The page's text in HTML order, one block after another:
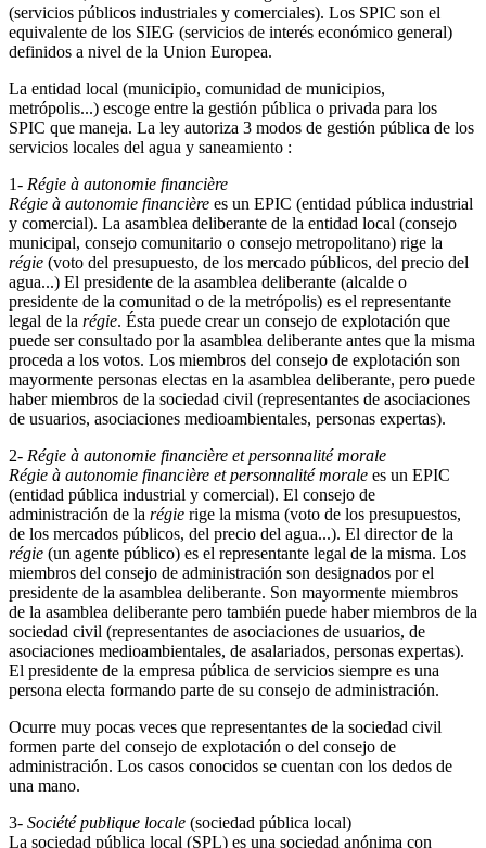
(servicios públicos industriales y comerciales). Los SPIC son el
equivalente de los SIEG (servicios de interés económico general)
definidos a nivel de la Union Europea.
La entidad local (municipio, comunidad de municipios,
metrópolis...) escoge entre la gestión pública o privada para los
SPIC que maneja. La ley autoriza 3 modos de gestión pública de los
servicios locales del agua y saneamiento :
1- Régie à autonomie financière
Régie à autonomie financière es un EPIC (entidad pública industrial
y comercial). La asamblea deliberante de la entidad local (consejo
municipal, consejo comunitario o consejo metropolitano) rige la
régie (voto del presupuesto, de los mercado públicos, del precio del
agua...) El presidente de la asamblea deliberante (alcalde o
presidente de la comunitad o de la metrópolis) es el representante
legal de la régie. Ésta puede crear un consejo de explotación que
puede ser consultado por la asamblea deliberante antes que la misma
proceda a los votos. Los miembros del consejo de explotación son
mayormente personas electas en la asamblea deliberante, pero puede
haber miembros de la sociedad civil (representantes de asociaciones
de usuarios, asociaciones medioambientales, personas expertas).
2- Régie à autonomie financière et personnalité morale
Régie à autonomie financière et personnalité morale es un EPIC
(entidad pública industrial y comercial). El consejo de
administración de la régie rige la misma (voto de los presupuestos,
de los mercados públicos, del precio del agua...). El director de la
régie (un agente público) es el representante legal de la misma. Los
miembros del consejo de administración son designados por el
presidente de la asamblea deliberante. Son mayormente miembros
de la asamblea deliberante pero también puede haber miembros de la
sociedad civil (representantes de asociaciones de usuarios, de
asociaciones medioambientales, de asalariados, personas expertas).
El presidente de la empresa pública de servicios siempre es una
persona electa formando parte de su consejo de administración.
Ocurre muy pocas veces que representantes de la sociedad civil
formen parte del consejo de explotación o del consejo de
administración. Los casos conocidos se cuentan con los dedos de
una mano.
3- Société publique locale (sociedad pública local)
La sociedad pública local (SPL) es una sociedad anónima con